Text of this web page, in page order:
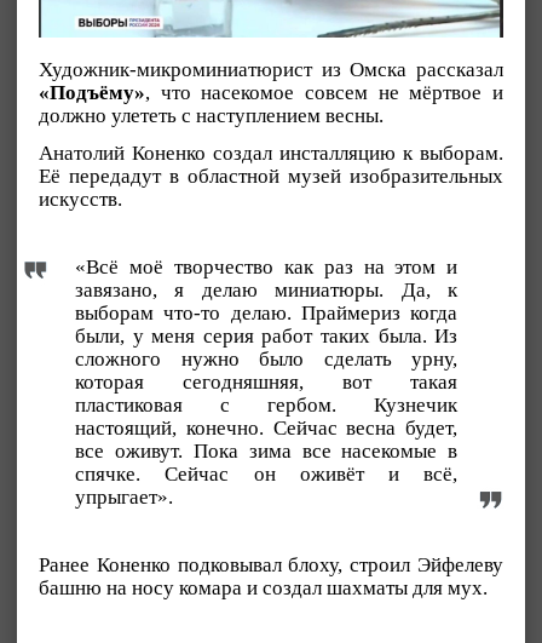
Художник-микроминиатюрист из Омска рассказал
«Подъёму», что насекомое совсем не мёртвое и
должно улететь с наступлением весны.
Анатолий Коненко создал инсталляцию к выборам.
Её передадут в областной музей изобразительных
искусств.
«Всё моё творчество как раз на этом и
завязано, я делаю миниатюры. Да, к
выборам что-то делаю. Праймериз когда
были, у меня серия работ таких была. Из
сложного нужно было сделать урну,
которая сегодняшняя, вот такая
пластиковая с гербом. Кузнечик
настоящий, конечно. Сейчас весна будет,
все оживут. Пока зима все насекомые в
спячке. Сейчас он оживёт и всё,
упрыгает».
Ранее Коненко подковывал блоху, строил Эйфелеву
башню на носу комара и создал шахматы для мух.